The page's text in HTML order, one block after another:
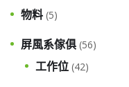
物料 (5)
屏風系傢俱 (56)
工作位 (42)